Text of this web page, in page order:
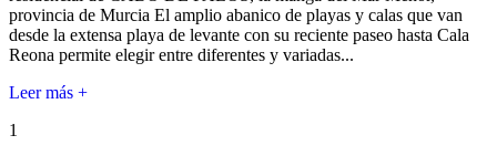
provincia de Murcia El amplio abanico de playas y calas que van
desde la extensa playa de levante con su reciente paseo hasta Cala
Reona permite elegir entre diferentes y variadas...
Leer más +
1